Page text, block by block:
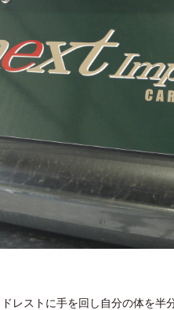
レストに手を回し自分の体を半